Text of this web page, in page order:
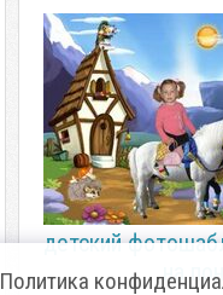
детский
на
Политика